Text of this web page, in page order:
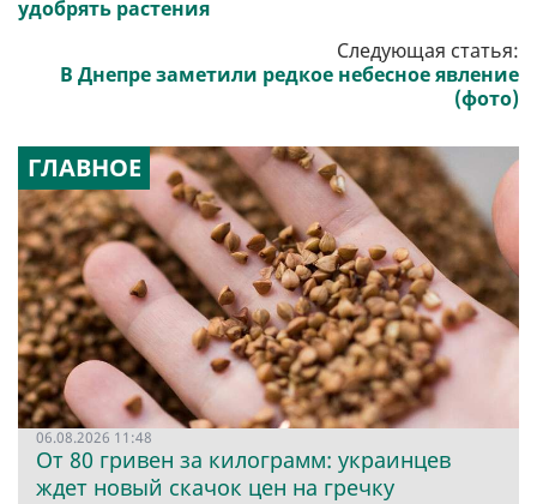
удобрять растения
Следующая статья:
В Днепре заметили редкое небесное явление
(фото)
ГЛАВНОЕ
06.08.2026 11:48
От 80 гривен за килограмм: украинцев
ждет новый скачок цен на гречку